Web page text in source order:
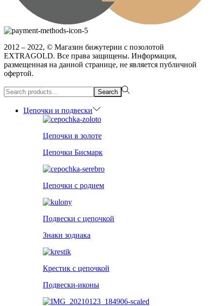
2012 – 2022, © Магазин бижутерии с позолотой
EXTRAGOLD. Все права защищены. Информация,
размещенная на данной странице, не является публичной
офертой.
Search
for:>
Search
Цепочки и подвески
Цепочки в золоте
Цепочки Бисмарк
Цепочки с родием
Подвески с цепочкой
Знаки зодиака
Крестик с цепочкой
Подвески-иконы